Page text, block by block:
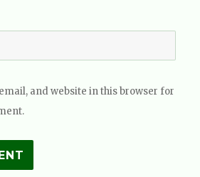
and website in this browser for